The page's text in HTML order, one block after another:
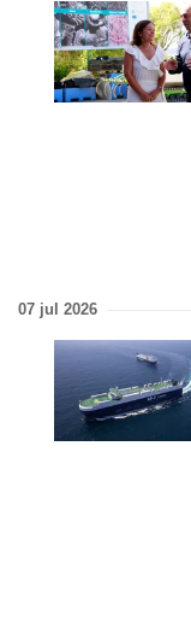
07 jul 2026